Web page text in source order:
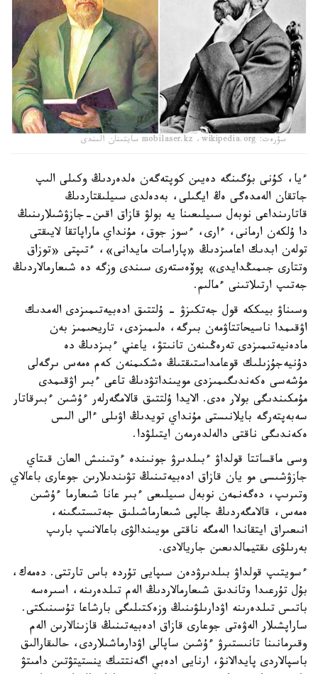
سۋرەت: mobilaser.kz ،wikipedia.org سايتىنان الىندى
ءيا، كۇنى بۇگىنگە دەيىن كوپتەگەن ەلدەردىڭ وكىلى الىپ
جاتقان الەمدەگى ەڭ ايگىلى، بەدەلدى سىيلىقتاردىڭ
قاتارىنداعى نوبەل سىيلىعىنا يە بولۋ قازاق اقىن-جازۋشىلارىنىڭ
دا ۇلكەن ارمانى، ءارى، ءسوز جوق، مۇنداي ماراپاتقا لايىقتى
تولەن ابدىك اعامىزدىڭ «پاراسات مايدانى»، ءتىپتى «توزاق
وتتارى جىمىڭدايدى» پوۆەستەرى سىندى وزگە دە شىعارمالاردىڭ
جەتىپ ارتىلاتىنى ءمالىم.
وسىناۋ بيىككە قول جەتكىزۋ - ۇلتتىق ادەبيەتىمىزدى الەمدىك
اۋقىمدا ناسيحاتتاۋمەن بىرگە، ەلىمىزدى، تاريحىمىز بەن
مادەنيەتىمىزدى تەرەڭىنەن تانىتۋ، ياعني ءبىزدىڭ دە
دۇنيەجۇزىلىك قوعامداستىقتىڭ ەشكىمنەن كەم ەمەس ىرگەلى
مۇشەسى ەكەندىگىمىزدى مويىنداتۋدىڭ تاعى ءبىر اۋقىمدى
مۇمكىندىگى بولار ەدى. الايدا ۇلتتىق قالامگەرلەر ءۇشىن ءبىرقاتار
سەبەپتەرگە بايلانىستى مۇنداي تويدىڭ اۋىلى ءالى الىس
ەكەندىگى ناقتى دالەلدەرمەن ايتىلۋدا.
وسى ماقساتتا قولداۋ ءبىلدىرۋ جونىندە ءوتىنىش العان قىتاي
جازۋشىسى مو يان قازاق ادەبيەتىنىڭ تۋىندىلارىن جوعارى باعالاي
وتىرىپ، دەگەنمەن نوبەل سىيلىعى ءبىر عانا شىعارما ءۇشىن
ەمەس، قالامگەردىڭ جالپى شىعارماشىلىق جەتىستىگىنە،
انىعىراق ايتقاندا الەمگە ناقتى مويىندالۋى باعالانىپ بارىپ
بەرىلۋى ىقتيمالدىعىن جاريالادى.
ءسويتىپ قولداۋ بىلدىرۋدەن سىپايى تۇردە باس تارتتى. دەمەك،
بۇل تۇرعىدا وتاندىق شىعارمالاردىڭ الەم تىلدەرىنە، اسىرەسە
باتىس تىلدەرىنە اۋدارىلۋىنىڭ وزەكتىلىگى بارشاعا تۇسىنىكتى.
ساراپشىلار الەۋەتى جوعارى قازاق ادەبيەتىنىڭ قازىنالارىن الەم
وقىرمانىنا تانىستىرۋ ءۇشىن ساپالى اۋدارماشىلاردى، حالىقارالىق
باسپالاردى پايدالانۋ، ارنايى ادەبي اگەنتتىك ينستيتۋتىن دامىتۋ